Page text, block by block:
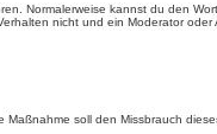
Normalerweise kannst du den
nicht und ein Moderator oder
soll den Missbrauch